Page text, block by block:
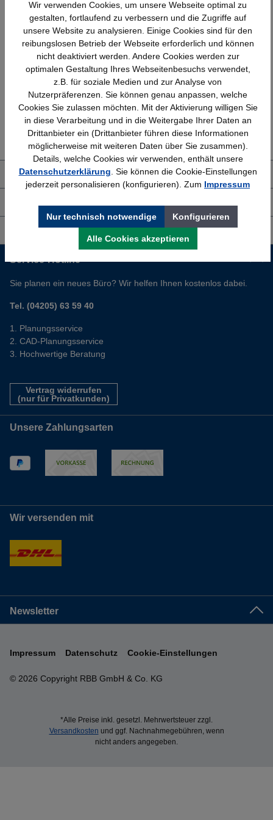
Schnelle Lieferung
Bundesweit
Topmarken
Faire Preise
Erfahrung
Bewährt seit 1958
Kostenlose Beratung
(04205) 635940
Über uns
Shop Service
Service-Hotline
Sie planen ein neues Büro? Wir helfen Ihnen kostenlos dabei.
Tel. (04205) 63 59 40
Planungsservice
CAD-Planungsservice
Hochwertige Beratung
Vertrag widerrufen
(nur für Privatkunden)
Unsere Zahlungsarten
Wir versenden mit
Newsletter
© 2026 Copyright RBB GmbH & Co. KG
Impressum Datenschutz Cookie-Einstellungen
*Alle Preise inkl. gesetzl. Mehrwertsteuer zzgl.
Versandkosten und ggf. Nachnahmegebühren, wenn
nicht anders angegeben.
Wir verwenden Cookies, um unsere Webseite optimal zu
gestalten, fortlaufend zu verbessern und die Zugriffe auf
unsere Website zu analysieren. Einige Cookies sind für den
reibungslosen Betrieb der Webseite erforderlich und können
nicht deaktiviert werden. Andere Cookies werden zur
optimalen Gestaltung Ihres Webseitenbesuchs verwendet,
z.B. für soziale Medien und zur Analyse von
Nutzerpräferenzen. Sie können genau anpassen, welche
Cookies Sie zulassen möchten. Mit der Aktivierung willigen Sie
in diese Verarbeitung und in die Weitergabe Ihrer Daten an
Drittanbieter ein (Drittanbieter führen diese Informationen
möglicherweise mit weiteren Daten über Sie zusammen).
Details, welche Cookies wir verwenden, enthält unsere
Datenschutzerklärung . Sie können die Cookie-Einstellungen
jederzeit personalisieren (konfigurieren). Zum Impressum
Nur technisch notwendige Konfigurieren
Alle Cookies akzeptieren